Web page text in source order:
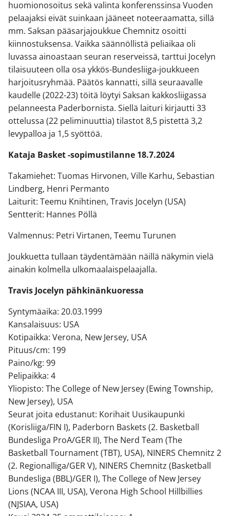
huomionosoitus sekä valinta konferenssinsa Vuoden
pelaajaksi eivät suinkaan jääneet noteeraamatta, sillä
mm. Saksan pääsarjajoukkue Chemnitz osoitti
kiinnostuksensa. Vaikka säännöllistä peliaikaa oli
luvassa ainoastaan seuran reserveissä, tarttui Jocelyn
tilaisuuteen olla osa ykkös-Bundesliiga-joukkueen
harjoitusryhmää. Päätös kannatti, sillä seuraavalle
kaudelle (2022-23) töitä löytyi Saksan kakkosliigassa
pelanneesta Paderbornista. Siellä laituri kirjautti 33
ottelussa (22 peliminuuttia) tilastot 8,5 pistettä 3,2
levypalloa ja 1,5 syöttöä.
Kataja Basket -sopimustilanne 18.7.2024
Takamiehet: Tuomas Hirvonen, Ville Karhu, Sebastian
Lindberg, Henri Permanto
Laiturit: Teemu Knihtinen, Travis Jocelyn (USA)
Sentterit: Hannes Pöllä
Valmennus: Petri Virtanen, Teemu Turunen
Joukkuetta tullaan täydentämään näillä näkymin vielä
ainakin kolmella ulkomaalaispelaajalla.
Travis Jocelyn pähkinänkuoressa
Syntymäaika: 20.03.1999
Kansalaisuus: USA
Kotipaikka: Verona, New Jersey, USA
Pituus/cm: 199
Paino/kg: 99
Pelipaikka: 4
Yliopisto: The College of New Jersey (Ewing Township,
New Jersey), USA
Seurat joita edustanut: Korihait Uusikaupunki
(Korisliiga/FIN I), Paderborn Baskets (2. Basketball
Bundesliga ProA/GER II), The Nerd Team (The
Basketball Tournament (TBT), USA), NINERS Chemnitz 2
(2. Regionalliga/GER V), NINERS Chemnitz (Basketball
Bundesliga (BBL)/GER I), The College of New Jersey
Lions (NCAA III, USA), Verona High School Hillbillies
(NJSIAA, USA)